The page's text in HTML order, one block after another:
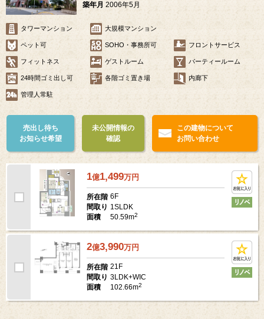
築年月 2006年5月
タワーマンション 大規模マンション
ペット可 SOHO・事務所可 フロントサービス
フィットネス ゲストルーム パーティールーム
24時間ゴミ出し可 各階ゴミ置き場 内廊下
管理人常駐
売出し待ち
お知らせ希望
未公開情報の
確認
この建物について
お問い合わせ
1億1,499万円
所在階 6F
間取り 1SLDK
面積
50.59m2
2億3,990万円
所在階 21F
間取り 3LDK+WIC
面積
102.66m2